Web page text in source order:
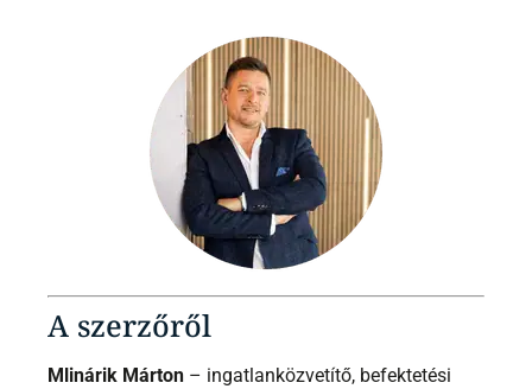
A szerzőről
Mlinárik Márton – ingatlanközvetítő, befektetési